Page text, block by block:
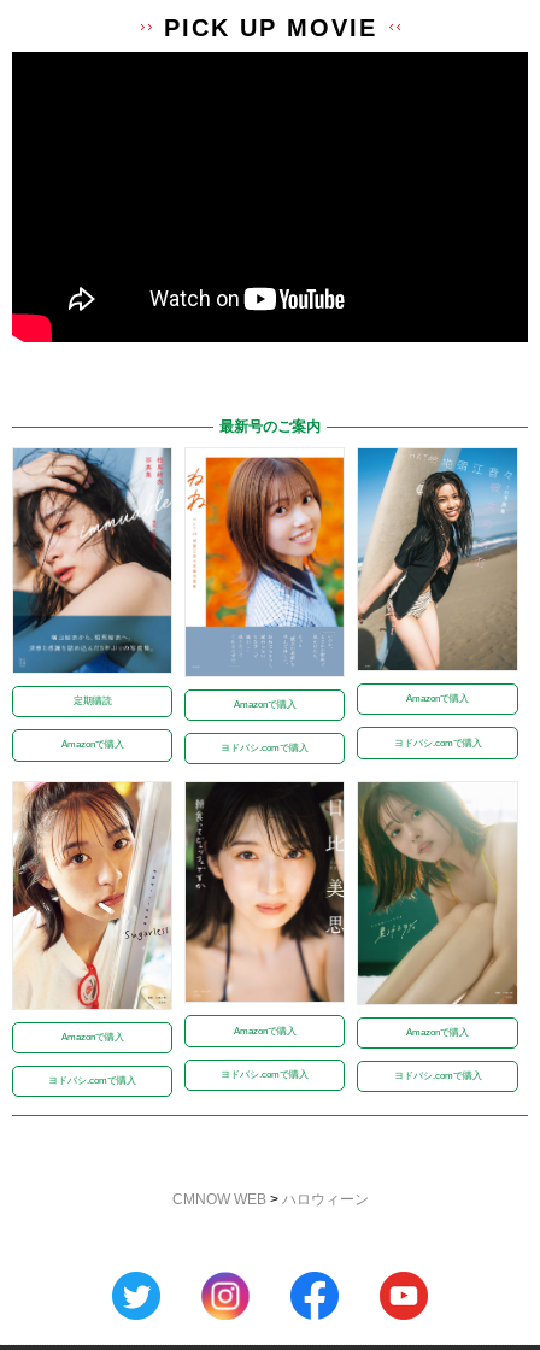
PICK UP MOVIE
最新号のご案内
定期購読
Amazonで購入
Amazonで購入
ヨドバシ.comで購入
Amazonで購入
ヨドバシ.comで購入
Amazonで購入
ヨドバシ.comで購入
Amazonで購入
ヨドバシ.comで購入
Amazonで購入
ヨドバシ.comで購入
CMNOW WEB> ハロウィーン